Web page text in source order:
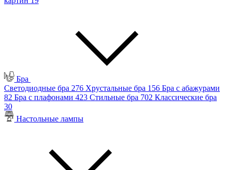
Бра
Светодиодные бра 276 Хрустальные бра 156 Бра с абажурами
82 Бра с плафонами 423 Стильные бра 702 Классические бра
30
Настольные лампы